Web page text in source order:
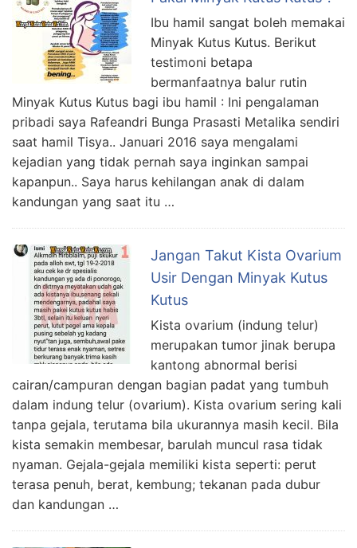
Ibu hamil sangat boleh memakai
Minyak Kutus Kutus. Berikut
testimoni betapa
bermanfaatnya balur rutin
Minyak Kutus Kutus bagi ibu hamil : Ini pengalaman
pribadi saya Rafeandri Bunga Prasasti Metalika sendiri
saat hamil Tisya.. Januari 2016 saya mengalami
kejadian yang tidak pernah saya inginkan sampai
kapanpun.. Saya harus kehilangan anak di dalam
kandungan yang saat itu …
Jangan Takut Kista Ovarium
Usir Dengan Minyak Kutus
Kutus
Kista ovarium (indung telur)
merupakan tumor jinak berupa
kantong abnormal berisi
cairan/campuran dengan bagian padat yang tumbuh
dalam indung telur (ovarium). Kista ovarium sering kali
tanpa gejala, terutama bila ukurannya masih kecil. Bila
kista semakin membesar, barulah muncul rasa tidak
nyaman. Gejala-gejala memiliki kista seperti: perut
terasa penuh, berat, kembung; tekanan pada dubur
dan kandungan …